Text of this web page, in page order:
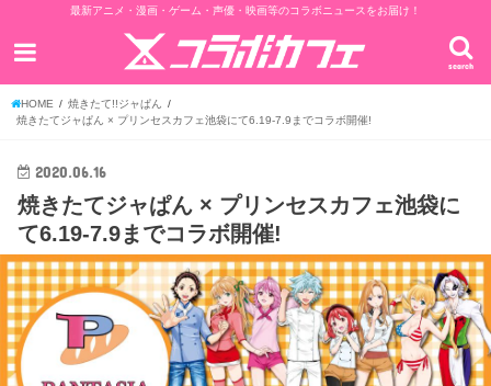
最新アニメ・漫画・ゲーム・声優・映画等のコラボニュースをお届け！
search
HOME
焼きたて!!ジャぱん
焼きたてジャぱん × プリンセスカフェ池袋にて6.19-7.9までコラボ開催!
2020.06.16
焼きたてジャぱん × プリンセスカフェ池袋に
て6.19-7.9までコラボ開催!